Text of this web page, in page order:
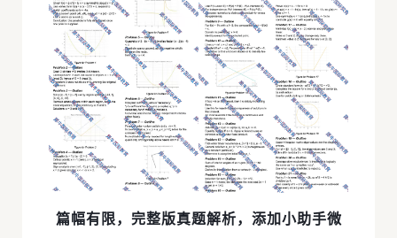
篇幅有限，完整版真题解析，添加小助手微